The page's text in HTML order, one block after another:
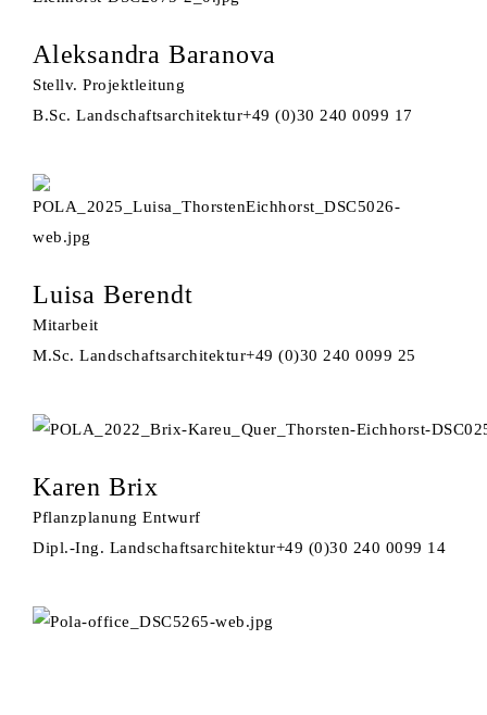
Aleksandra Baranova
Stellv. Projektleitung
B.Sc. Landschaftsarchitektur+49 (0)30 240 0099 17
Luisa Berendt
Mitarbeit
M.Sc. Landschaftsarchitektur+49 (0)30 240 0099 25
Karen Brix
Pflanzplanung Entwurf
Dipl.-Ing. Landschaftsarchitektur+49 (0)30 240 0099 14